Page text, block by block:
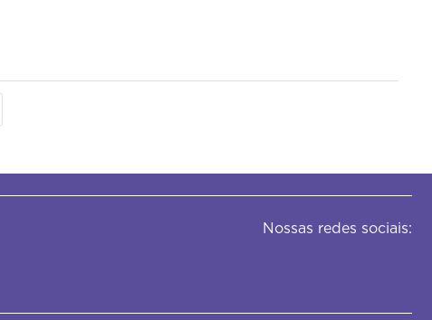
Nossas redes sociais: